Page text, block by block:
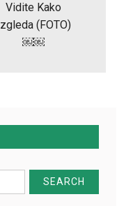
Vidite Kako
Izgleda (FOTO)
￼￼